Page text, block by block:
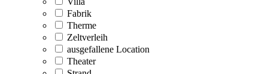
Fabrik
Therme
Zeltverleih
ausgefallene Location
Theater